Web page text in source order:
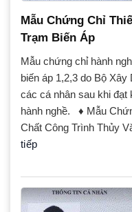
Mẫu Chứng Chỉ
Trạm Biến Áp
Mẫu chứng chỉ hành
biến áp 1,2,3 do Bộ
các cá nhân sau khi
hành nghề. ♦ Mẫu
Chất Công Trình Thủy
tiếp